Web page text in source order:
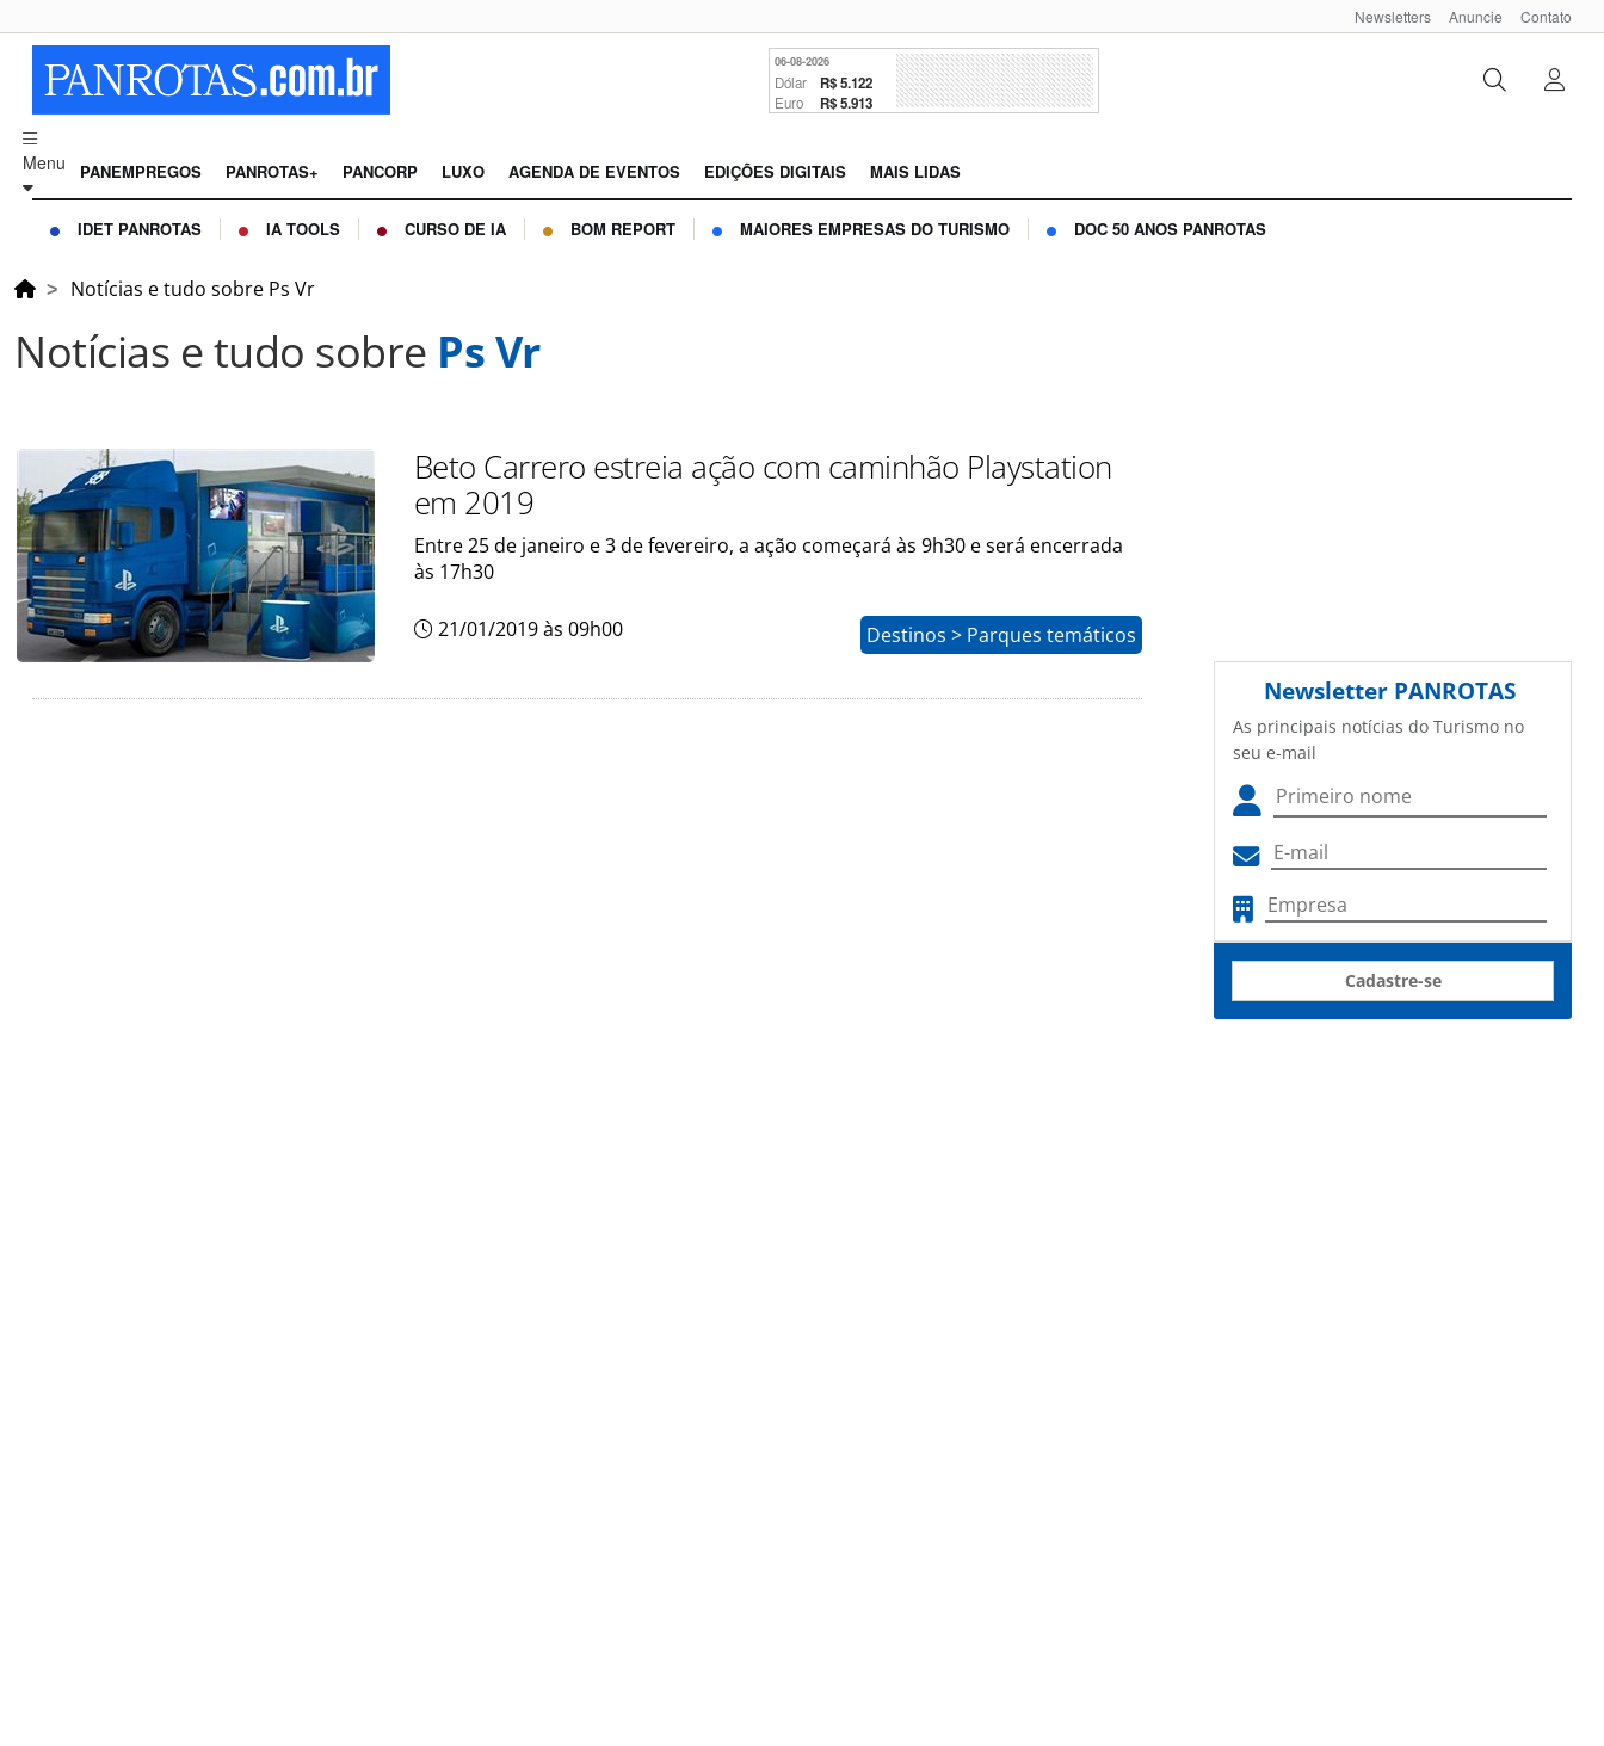
Newsletters Anuncie Contato
06-08-2026
Dólar R$ 5.122
Euro R$ 5.913
Menu PANEMPREGOS PANROTAS+ PANCORP LUXO AGENDA DE EVENTOS EDIÇÕES DIGITAIS MAIS LIDAS
IDET PANROTAS IA TOOLS CURSO DE IA BOM REPORT MAIORES EMPRESAS DO TURISMO DOC 50 ANOS PANROTAS
Notícias e tudo sobre Ps Vr
Notícias e tudo sobre Ps Vr
Beto Carrero estreia ação com caminhão Playstation
em 2019
Entre 25 de janeiro e 3 de fevereiro, a ação começará às 9h30 e será encerrada
às 17h30
21/01/2019 às 09h00 Destinos > Parques temáticos
Newsletter PANROTAS
As principais notícias do Turismo no
seu e-mail
Cadastre-se